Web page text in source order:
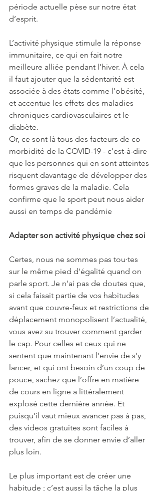
période actuelle pèse sur notre état
d’esprit.
L’activité physique stimule la réponse
immunitaire, ce qui en fait notre
meilleure alliée pendant l’hiver. À cela
il faut ajouter que la sédentarité est
associée à des états comme l’obésité,
et accentue les effets des maladies
chroniques cardiovasculaires et le
diabète.
Or, ce sont là tous des facteurs de co
morbidité de la COVID-19 - c’est-à-dire
que les personnes qui en sont atteintes
risquent davantage de développer des
formes graves de la maladie. Cela
confirme que le sport peut nous aider
aussi en temps de pandémie
Adapter son activité physique chez soi
Certes, nous ne sommes pas tou·tes
sur le même pied d’égalité quand on
parle sport. Je n’ai pas de doutes que,
si cela faisait partie de vos habitudes
avant que couvre-feux et restrictions de
déplacement monopolisent l’actualité,
vous avez su trouver comment garder
le cap. Pour celles et ceux qui ne
sentent que maintenant l’envie de s’y
lancer, et qui ont besoin d’un coup de
pouce, sachez que l’offre en matière
de cours en ligne a littéralement
explosé cette dernière année. Et
puisqu’il vaut mieux avancer pas à pas,
des videos gratuites sont faciles à
trouver, afin de se donner envie d’aller
plus loin.
Le plus important est de créer une
habitude ; c’est aussi la tâche la plus